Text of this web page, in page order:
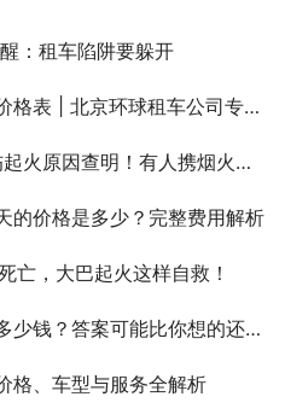
：租车陷阱要躲开
| 北京环球租车公司专业解析
因查明！有人携烟火药上车
的价格是多少？完整费用解析
亡，大巴起火这样自救！
？答案可能比你想的还划算！
格、车型与服务全解析